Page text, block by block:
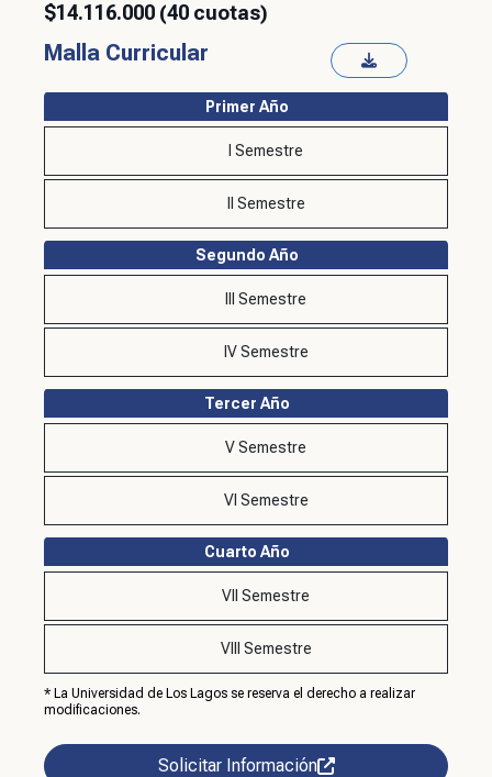
$14.116.000 (40 cuotas)
Malla Curricular
Primer Año
I Semestre
II Semestre
Segundo Año
III Semestre
IV Semestre
Tercer Año
V Semestre
VI Semestre
Cuarto Año
VII Semestre
VIII Semestre
* La Universidad de Los Lagos se reserva el derecho a realizar
modificaciones.
Solicitar Información